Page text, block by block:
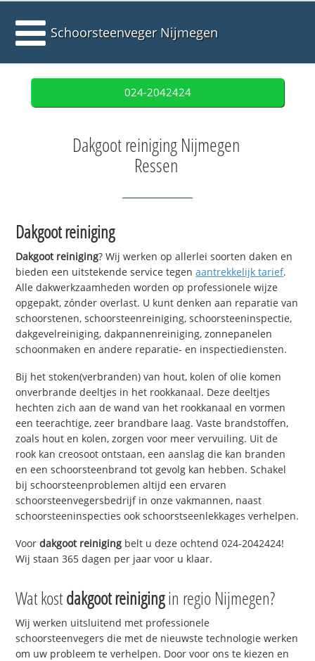
Schoorsteenveger Nijmegen
024-2042424
Dakgoot reiniging Nijmegen
Ressen
Dakgoot reiniging
Dakgoot reiniging? Wij werken op allerlei soorten daken en
bieden een uitstekende service tegenaantrekkelijk tarief.
Alle dakwerkzaamheden worden op professionele wijze
opgepakt, zónder overlast. U kunt denken aan reparatie van
schoorstenen, schoorsteenreiniging, schoorsteeninspectie,
dakgevelreiniging, dakpannenreiniging, zonnepanelen
schoonmaken en andere reparatie- en inspectiediensten.
Bij het stoken(verbranden) van hout, kolen of olie komen
onverbrande deeltjes in het rookkanaal. Deze deeltjes
hechten zich aan de wand van het rookkanaal en vormen
een teerachtige, zeer brandbare laag. Vaste brandstoffen,
zoals hout en kolen, zorgen voor meer vervuiling. Uit de
rook kan creosoot ontstaan, een aanslag die kan branden
en een schoorsteenbrand tot gevolg kan hebben. Schakel
bij schoorsteenproblemen altijd een ervaren
schoorsteenvegersbedrijf in onze vakmannen, naast
schoorsteeninspecties ook schoorstseenlekkages verhelpen.
Voordakgoot reiniging belt u deze ochtend 024-2042424!
Wij staan 365 dagen per jaar voor u klaar.
Wat kostdakgoot reinigingin regio Nijmegen?
Wij werken uitsluitend met professionele
schoorsteenvegers die met de nieuwste technologie werken
om uw probleem te verhelpen. Door voor ons te kiezen en